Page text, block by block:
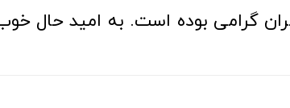
گرامی بوده است. به امید حال